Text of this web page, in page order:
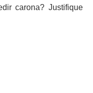
carona? Justifique